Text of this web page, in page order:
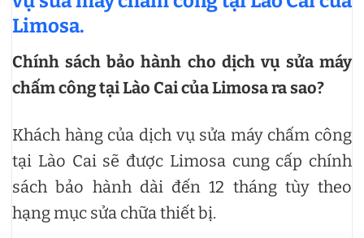
Limosa.
Chính sách bảo hành cho dịch vụ sửa máy
chấm công tại Lào Cai của Limosa ra sao?
Khách hàng của dịch vụ sửa máy chấm công
tại Lào Cai sẽ được Limosa cung cấp chính
sách bảo hành dài đến 12 tháng tùy theo
hạng mục sửa chữa thiết bị.